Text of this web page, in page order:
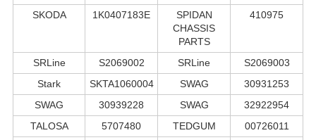
SKODA
1K0407183E
SPIDAN
CHASSIS
PARTS
410975
SRLine S2069002 SRLine
S2069003
Stark
SKTA1060004 SWAG
30931253
SWAG
30939228 SWAG
32922954
TALOSA
5707480 TEDGUM
00726011